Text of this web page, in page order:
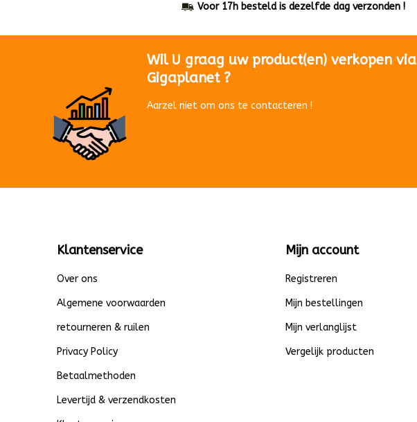
Voor 17h besteld is dezelfde dag verzonden !
Wil U graag uw product(en) verkopen via
Gigaplanet ?
Aarzel niet om ons te contacteren !
Klantenservice
Over ons
Algemene voorwaarden
retourneren & ruilen
Privacy Policy
Betaalmethoden
Levertijd & verzendkosten
Mijn account
Registreren
Mijn bestellingen
Mijn verlanglijst
Vergelijk producten